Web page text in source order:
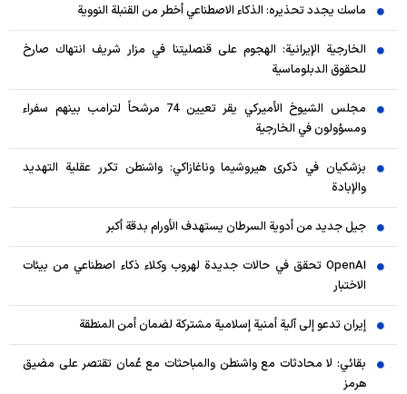
ماسك يجدد تحذيره: الذكاء الاصطناعي أخطر من القنبلة النووية
الخارجية الإيرانية: الهجوم على قنصليتنا في مزار شريف انتهاك صارخ
للحقوق الدبلوماسية
مجلس الشيوخ الأميركي يقر تعيين 74 مرشحاً لترامب بينهم سفراء
ومسؤولون في الخارجية
بزشكيان في ذكرى هيروشيما وناغازاكي: واشنطن تكرر عقلية التهديد
والإبادة
جيل جديد من أدوية السرطان يستهدف الأورام بدقة أكبر
OpenAI تحقق في حالات جديدة لهروب وكلاء ذكاء اصطناعي من بيئات
الاختبار
إيران تدعو إلى آلية أمنية إسلامية مشتركة لضمان أمن المنطقة
بقائي: لا محادثات مع واشنطن والمباحثات مع عُمان تقتصر على مضيق
هرمز